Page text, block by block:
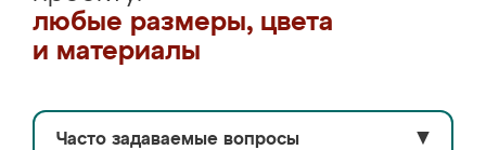
любые размеры, цвета
и материалы
Часто задаваемые вопросы ▼